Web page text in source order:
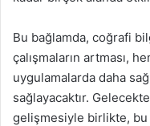
Bu bağlamda, coğrafi
çalışmaların artması,
uygulamalarda daha
sağlayacaktır.
gelişmesiyle birlikte, bu